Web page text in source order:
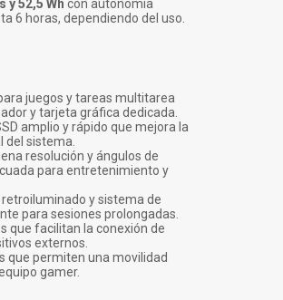
y 52,5 Wh con autonomía
6 horas, dependiendo del uso.
juegos y tareas multitarea
y tarjeta gráfica dedicada.
amplio y rápido que mejora la
del sistema.
resolución y ángulos de
para entretenimiento y
retroiluminado y sistema de
para sesiones prolongadas.
que facilitan la conexión de
externos.
que permiten una movilidad
gamer.